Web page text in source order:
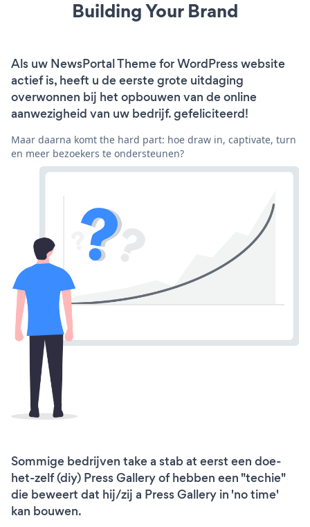
Building Your Brand
Als uw NewsPortal Theme for WordPress website
actief is, heeft u de eerste grote uitdaging
overwonnen bij het opbouwen van de online
aanwezigheid van uw bedrijf. gefeliciteerd!
Maar daarna komt the hard part: hoe draw in, captivate, turn
en meer bezoekers te ondersteunen?
Sommige bedrijven take a stab at eerst een doe-
het-zelf (diy) Press Gallery of hebben een "techie"
die beweert dat hij/zij a Press Gallery in 'no time'
kan bouwen.